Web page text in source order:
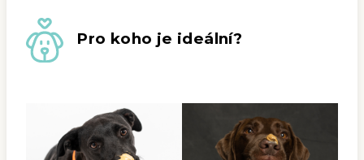
Pro koho je ideální?